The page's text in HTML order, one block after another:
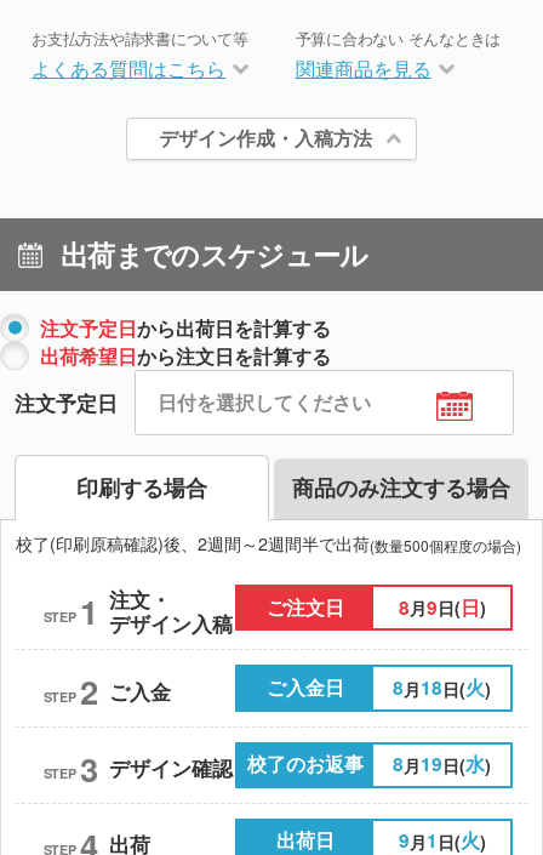
お支払方法や請求書について等
よくある質問はこちら
予算に合わない そんなときは
関連商品を見る
デザイン作成・入稿方法
出荷までのスケジュール
注文予定日から出荷日を計算する
出荷希望日から注文日を計算する
注文予定日
印刷する場合 商品のみ注文する場合
校了(印刷原稿確認)後、2週間～2週間半で出荷(数量500個程度の場合)
STEP 1 注文・
デザイン入稿
ご注文日 8月9日(日)
STEP 2 ご入金 ご入金日 8 月18日(火)
STEP 3 デザイン確認 校了のお返事 8 月19日(水)
STEP 4 出荷 出荷日 9 月1 日(火)